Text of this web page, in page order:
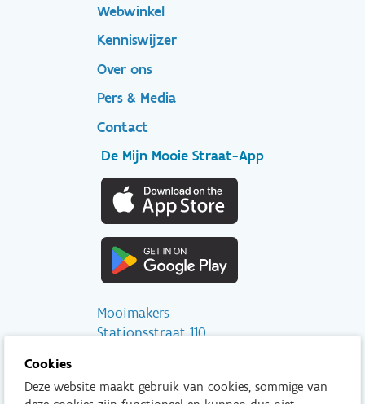
Footer
secondary
Webwinkel
Kenniswijzer
Over ons
Pers & Media
Contact
De Mijn Mooie Straat-App
Mooimakers
Stationsstraat 110
info@mooimakers.be
Cookies
Deze website maakt gebruik van cookies, sommige van